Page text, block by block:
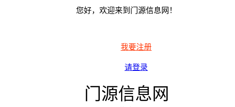
您好，欢迎来到门源信息网！
我要注册
请登录
门源信息网